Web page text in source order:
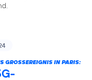
GROSSEREIGNIS IN PARIS: